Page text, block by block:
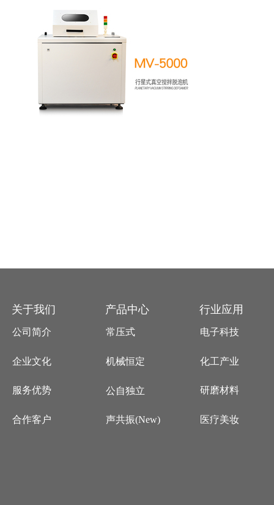
关于我们
公司简介
企业文化
服务优势
合作客户
产品中心
常压式
机械恒定
公自独立
声共振(New)
电子科技
化工产业
研磨材料
医疗美妆
行业应用